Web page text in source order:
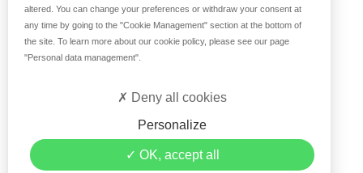
Nos équipes
Nos valeurs
©2026 Janvier Labs –Mentions légales
générales de vente
Politique de confidentialité Gestion
altered. You can change your preferences or withdraw your consent at
any time by going to the "Cookie Management" section at the bottom of
the site. To learn more about our cookie policy, please see our page
"Personal data management"
OK, accept all
Personalize
Deny all cookies